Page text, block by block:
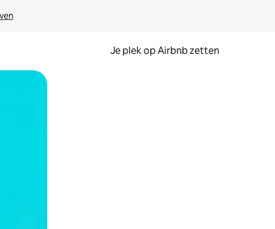
Je plek op Airbnb zetten